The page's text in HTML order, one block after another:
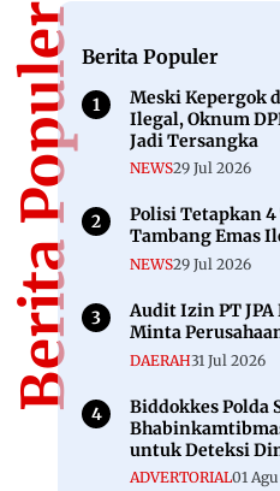
Berita PopulerBerita Populer
Meski Kepergok
Ilegal, Oknum
Jadi Tersangka
NEWS29 Jul 2026
Polisi Tetapkan
Tambang Emas
NEWS29 Jul 2026
Audit Izin PT
Minta
DAERAH31 Jul 2026
Biddokkes Polda
untuk Deteksi
ADVERTORIAL01